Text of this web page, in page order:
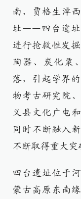
南，贾格生淖
址——四台遗址
进行抢救性发
陶器、炭化粟
落，引起学界
物考古研究院
义县文化广电
同时不断融入
不断取得重大突
四台遗址位于
蒙古高原东南